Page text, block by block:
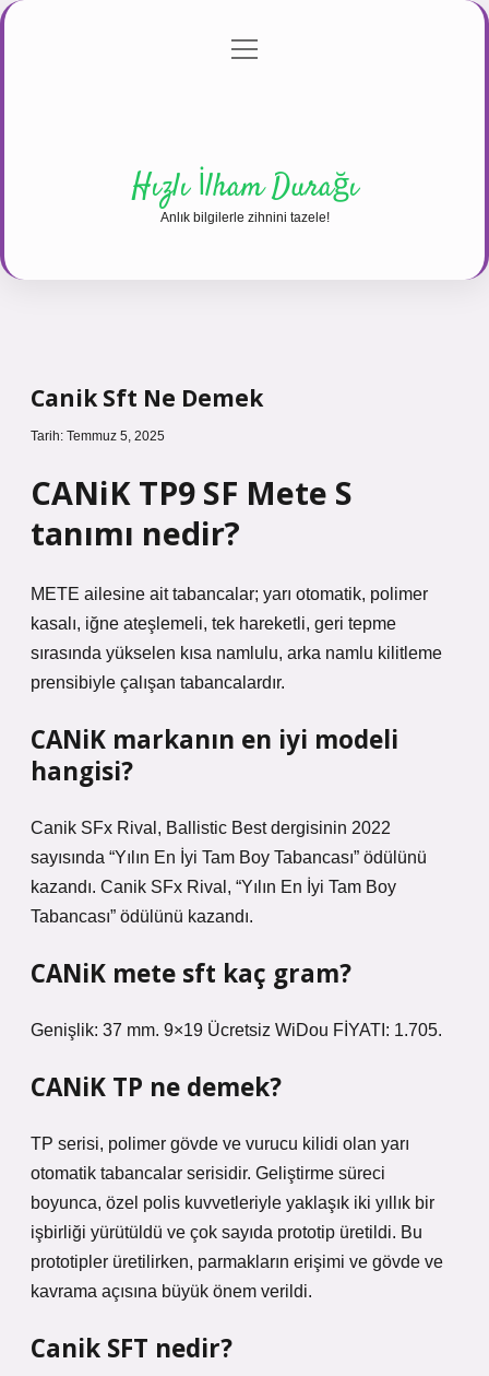
Gizlilik Politikası
menüyü
Hızlı İlham Durağı
Anlık bilgilerle zihnini tazele!
Canik Sft Ne Demek
Tarih: Temmuz 5, 2025
CANiK TP9 SF Mete S
tanımı nedir?
METE ailesine ait tabancalar; yarı otomatik, polimer
kasalı, iğne ateşlemeli, tek hareketli, geri tepme
sırasında yükselen kısa namlulu, arka namlu kilitleme
prensibiyle çalışan tabancalardır.
CANiK markanın en iyi modeli
hangisi?
Canik SFx Rival, Ballistic Best dergisinin 2022
sayısında “Yılın En İyi Tam Boy Tabancası” ödülünü
kazandı. Canik SFx Rival, “Yılın En İyi Tam Boy
Tabancası” ödülünü kazandı.
CANiK mete sft kaç gram?
Genişlik: 37 mm. 9×19 Ücretsiz WiDou FİYATI: 1.705.
CANiK TP ne demek?
TP serisi, polimer gövde ve vurucu kilidi olan yarı
otomatik tabancalar serisidir. Geliştirme süreci
boyunca, özel polis kuvvetleriyle yaklaşık iki yıllık bir
işbirliği yürütüldü ve çok sayıda prototip üretildi. Bu
prototipler üretilirken, parmakların erişimi ve gövde ve
kavrama açısına büyük önem verildi.
Canik SFT nedir?